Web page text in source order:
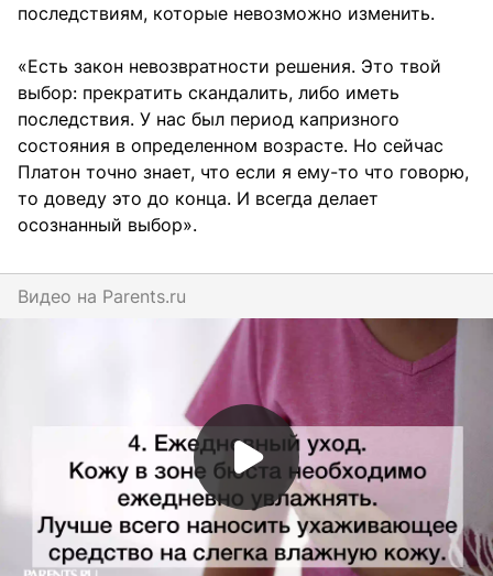
последствиям, которые невозможно изменить.
«Есть закон невозвратности решения. Это твой
выбор: прекратить скандалить, либо иметь
последствия. У нас был период капризного
состояния в определенном возрасте. Но сейчас
Платон точно знает, что если я ему-то что говорю,
то доведу это до конца. И всегда делает
осознанный выбор».
Видео на parents.ru